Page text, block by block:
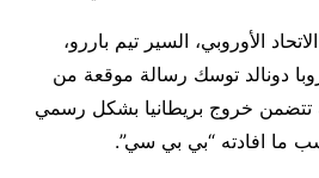
الأوروبي، السير تيم باررو،
دونالد توسك رسالة موقعة من
تتضمن خروج بريطانيا بشكل رسمي
ما افادته “بي بي سي”.